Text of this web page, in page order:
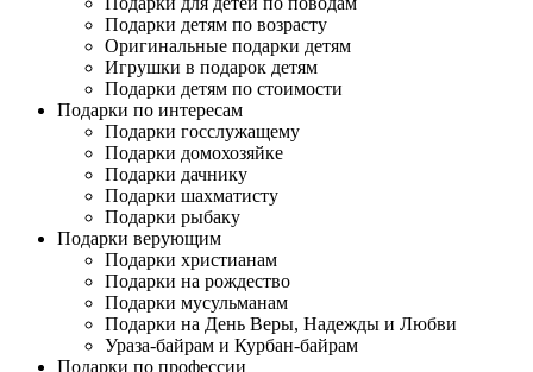
Подарки детям по возрасту
Оригинальные подарки детям
Игрушки в подарок детям
Подарки детям по стоимости
Подарки по интересам
Подарки госслужащему
Подарки домохозяйке
Подарки дачнику
Подарки шахматисту
Подарки рыбаку
Подарки верующим
Подарки христианам
Подарки на рождество
Подарки мусульманам
Подарки на День Веры, Надежды и Любви
Ураза-байрам и Курбан-байрам
Подарки по профессии